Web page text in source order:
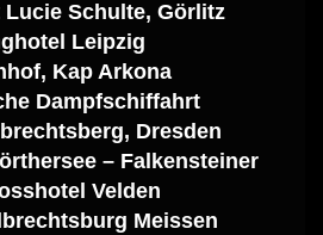
Lucie Schulte, Görlitz
Leipzig
Kap Arkona
Dampfschiffahrt
Dresden
– Falkensteiner
Velden
Meissen